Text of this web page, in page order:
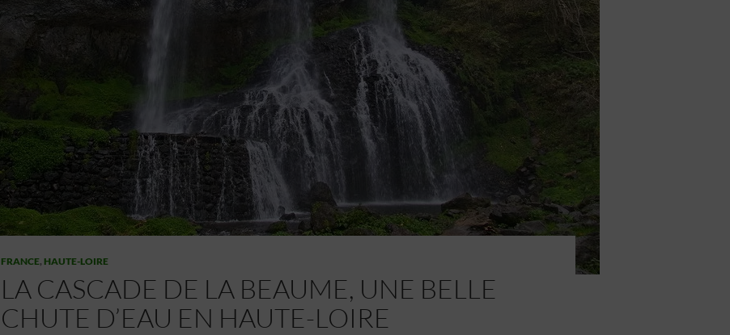
FRANCE, HAUTE-LOIRE
LA CASCADE DE LA BEAUME, UNE BELLE
CHUTE D’EAU EN HAUTE-LOIRE